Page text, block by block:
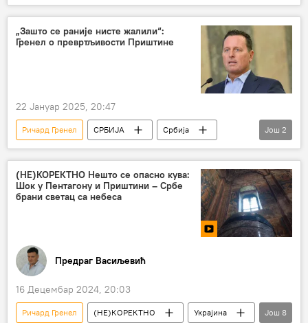
Србија – политика
Косово и Метохија (КиМ)
Аљбин Курти
Рамуш Харадинај
САД
„Зашто се раније нисте жалили“:
Гренел о превртљивости Приштине
22 Јануар 2025, 20:47
Ричард Гренел СРБИЈА
Србија
Србија – политика
Косово и Метохија (КиМ)
Још 2
(НЕ)КОРЕКТНО Нешто се опасно кува:
Шок у Пентагону и Приштини – Србе
брани светац са небеса
Предраг Васиљевић
16 Децембар 2024, 20:03
Ричард Гренел (НЕ)КОРЕКТНО
Украјина
Још 8